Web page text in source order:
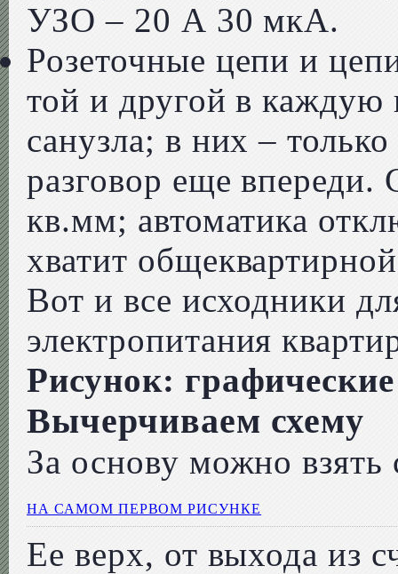
УЗО – 20 А 30 мкА.
Розеточные цепи и
той и другой в каждую
санузла; в них –
разговор еще впереди.
кв.мм; автоматика
хватит
Вот и все исходники
электропитания
Рисунок:
Вычерчиваем схему
За основу можно
НА САМОМ ПЕРВОМ РИСУНКЕ
Ее верх, от выхода из